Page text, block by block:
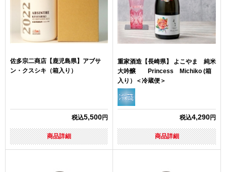
佐多宗二商店【鹿児島県】アブサ
ン・クスシキ（箱入り）
税込5,500円
商品詳細
重家酒造【長崎県】 よこやま 純米
大吟醸 Princess Michiko (箱
入り）＜冷蔵便＞
税込4,290円
商品詳細